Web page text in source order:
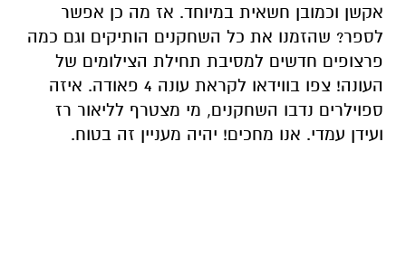
אקשן וכמובן חשאית במיוחד. אז מה כן אפשר
לספר? שהזמנו את כל השחקנים הותיקים וגם כמה
פרצופים חדשים למסיבת תחילת הצילומים של
העונה! צפו בווידאו לקראת עונה 4 פאודה. איזה
ספוילרים נדבו השחקנים, מי מצטרף לליאור רז
ועידן עמדי. אנו מחכים! יהיה מעניין זה בטוח.